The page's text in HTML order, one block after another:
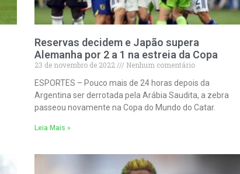
Reservas decidem e Japão supera
Alemanha por 2 a 1 na estreia da Copa
23 de novembro de 2022
Nenhum comentário
ESPORTES – Pouco mais de 24 horas depois da
Argentina ser derrotada pela Arábia Saudita, a zebra
passeou novamente na Copa do Mundo do Catar.
Leia Mais »